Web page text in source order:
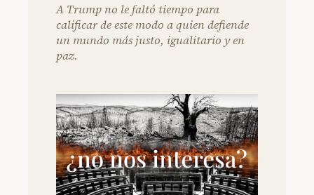
A Trump no le faltó tiempo para
calificar de este modo a quien defiende
un mundo más justo, igualitario y en
paz.